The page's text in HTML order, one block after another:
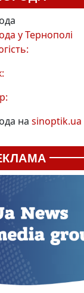
уТернополі
на sinoptik.ua